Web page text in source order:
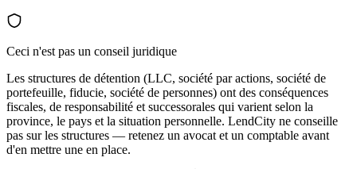
Ceci n'est pas un conseil juridique
Les structures de détention (LLC, société par actions, société de
portefeuille, fiducie, société de personnes) ont des conséquences
fiscales, de responsabilité et successorales qui varient selon la
province, le pays et la situation personnelle. LendCity ne conseille
pas sur les structures — retenez un avocat et un comptable avant
d'en mettre une en place.